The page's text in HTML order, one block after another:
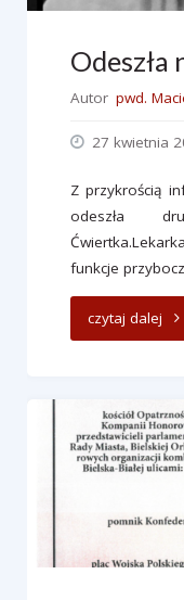
Odeszła
Autor pwd.
27 kwietnia
Z przykrością
odeszła
funkcje
czytaj dalej